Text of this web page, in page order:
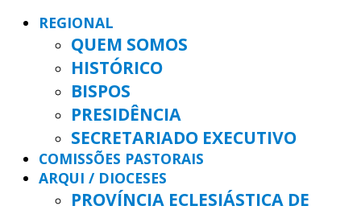
REGIONAL
QUEM SOMOS
HISTÓRICO
BISPOS
PRESIDÊNCIA
SECRETARIADO EXECUTIVO
COMISSÕES PASTORAIS
ARQUI / DIOCESES
PROVÍNCIA ECLESIÁSTICA DE